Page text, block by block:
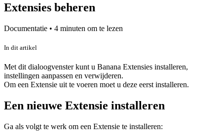
Extensies beheren
Documentatie • 4 minuten om te lezen
In dit artikel
Met dit dialoogvenster kunt u Banana Extensies installeren,
instellingen aanpassen en verwijderen.
Om een Extensie uit te voeren moet u deze eerst installeren.
Een nieuwe Extensie installeren
Ga als volgt te werk om een Extensie te installeren: